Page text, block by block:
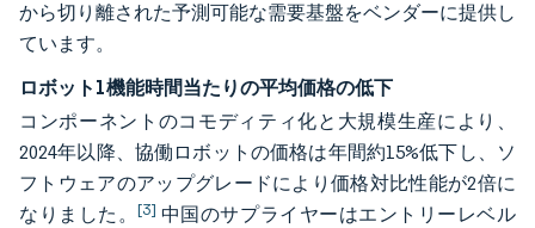
から切り離された予測可能な需要基盤をベンダーに提供し
ています。
ロボット1機能時間当たりの平均価格の低下
コンポーネントのコモディティ化と大規模生産により、
2024年以降、協働ロボットの価格は年間約15%低下し、ソ
フトウェアのアップグレードにより価格対比性能が2倍に
なりました。[3] 中国のサプライヤーはエントリーレベル